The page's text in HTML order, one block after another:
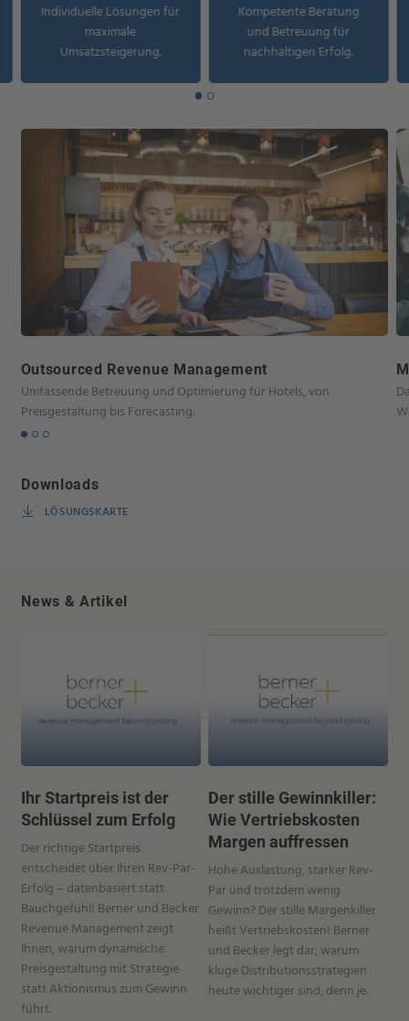
Individuelle Lösungen für
maximale
Umsatzsteigerung.
Kompetente Beratung
und Betreuung für
nachhaltigen Erfolg.
Outsourced Revenue Management
Umfassende Betreuung und Optimierung für Hotels, von
Preisgestaltung bis Forecasting.
Downloads
LÖSUNGSKARTE
News & Artikel
Ihr Startpreis ist der
Schlüssel zum Erfolg
Der richtige Startpreis
entscheidet über Ihren Rev-Par-
Erfolg – datenbasiert statt
Bauchgefühl! Berner und Becker
Revenue Management zeigt
Ihnen, warum dynamische
Preisgestaltung mit Strategie
statt Aktionismus zum Gewinn
führt.
Der stille Gewinnkiller:
Wie Vertriebskosten
Margen auffressen
Hohe Auslastung, starker Rev-
Par und trotzdem wenig
Gewinn? Der stille Margenkiller
heißt Vertriebskosten! Berner
und Becker legt dar, warum
kluge Distributionsstrategien
heute wichtiger sind, denn je.